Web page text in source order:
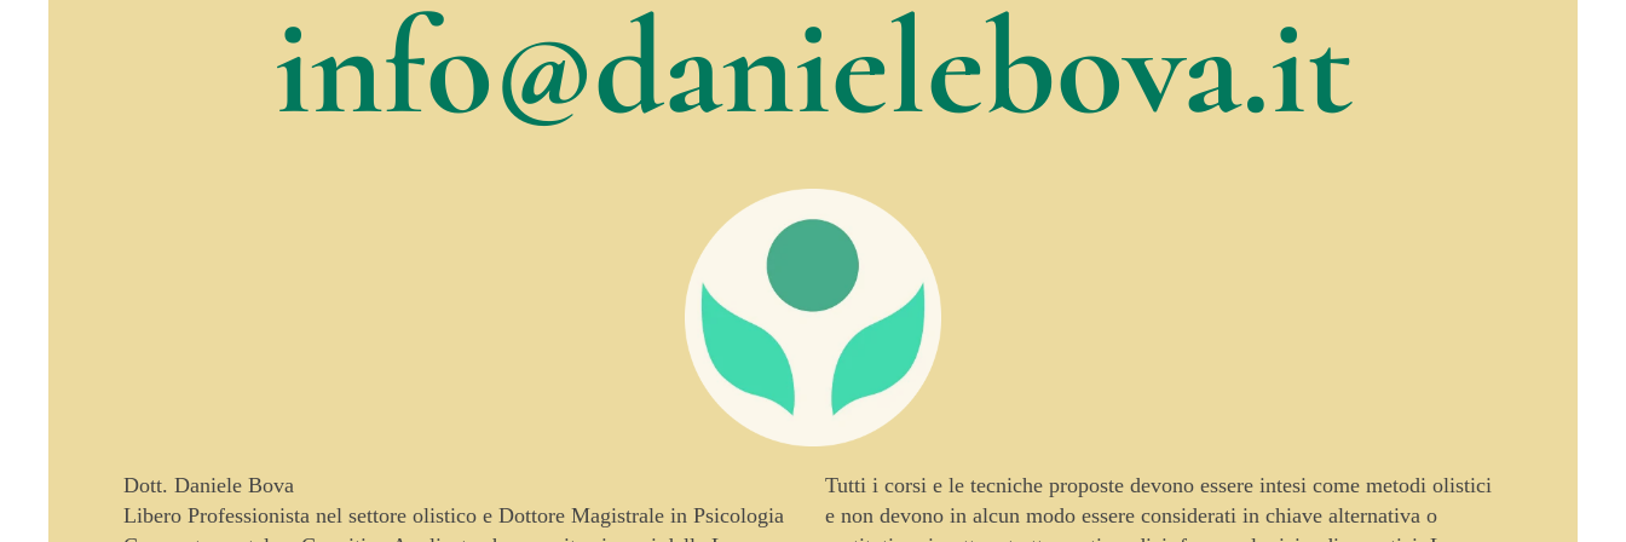
info@danielebova.it
Dott. Daniele Bova
Libero Professionista nel settore olistico e Dottore Magistrale in Psicologia
Tutti i corsi e le tecniche proposte devono essere intesi come metodi olistici
e non devono in alcun modo essere considerati in chiave alternativa o